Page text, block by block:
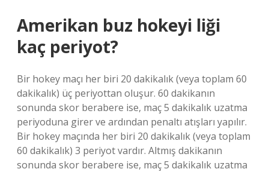
Amerikan buz hokeyi liği
kaç periyot?
Bir hokey maçı her biri 20 dakikalık (veya toplam 60
dakikalık) üç periyottan oluşur. 60 dakikanın
sonunda skor berabere ise, maç 5 dakikalık uzatma
periyoduna girer ve ardından penaltı atışları yapılır.
Bir hokey maçında her biri 20 dakikalık (veya toplam
60 dakikalık) 3 periyot vardır. Altmış dakikanın
sonunda skor berabere ise, maç 5 dakikalık uzatma